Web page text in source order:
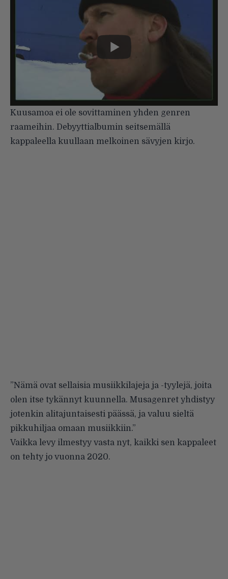
Kuusamoa ei ole sovittaminen yhden genren
raameihin. Debyyttialbumin seitsemällä
kappaleella kuullaan melkoinen sävyjen kirjo.
”Nämä ovat sellaisia musiikkilajeja ja -tyylejä, joita
olen itse tykännyt kuunnella. Musagenret yhdistyy
jotenkin alitajuntaisesti päässä, ja valuu sieltä
pikkuhiljaa omaan musiikkiin.”
Vaikka levy ilmestyy vasta nyt, kaikki sen kappaleet
on tehty jo vuonna 2020.